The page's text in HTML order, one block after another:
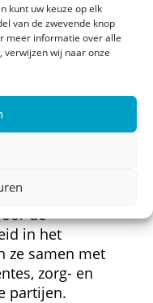
kunt uw keuze op elk
van de zwevende knop
meer informatie over alle
verwijzen wij naar onze
voor ouderen
en met de
woningen in de
Holten en
en beheren
meer nabij
de
in het
ze samen met
zorg- en
partijen.